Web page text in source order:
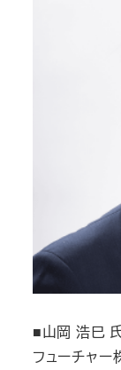
■山岡 浩巳
フューチャ